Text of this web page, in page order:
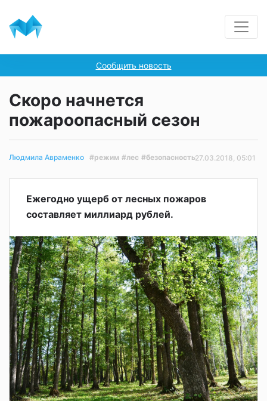
Сообщить новость
Скоро начнется
пожароопасный сезон
Людмила Авраменко #режим #лес #безопасность27.03.2018, 05:01
Ежегодно ущерб от лесных пожаров
составляет миллиард рублей.